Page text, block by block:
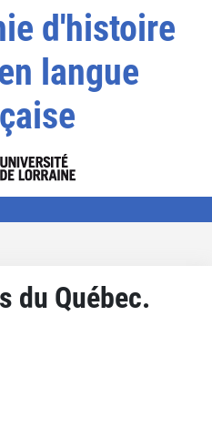
d'histoire
langue
du Québec.